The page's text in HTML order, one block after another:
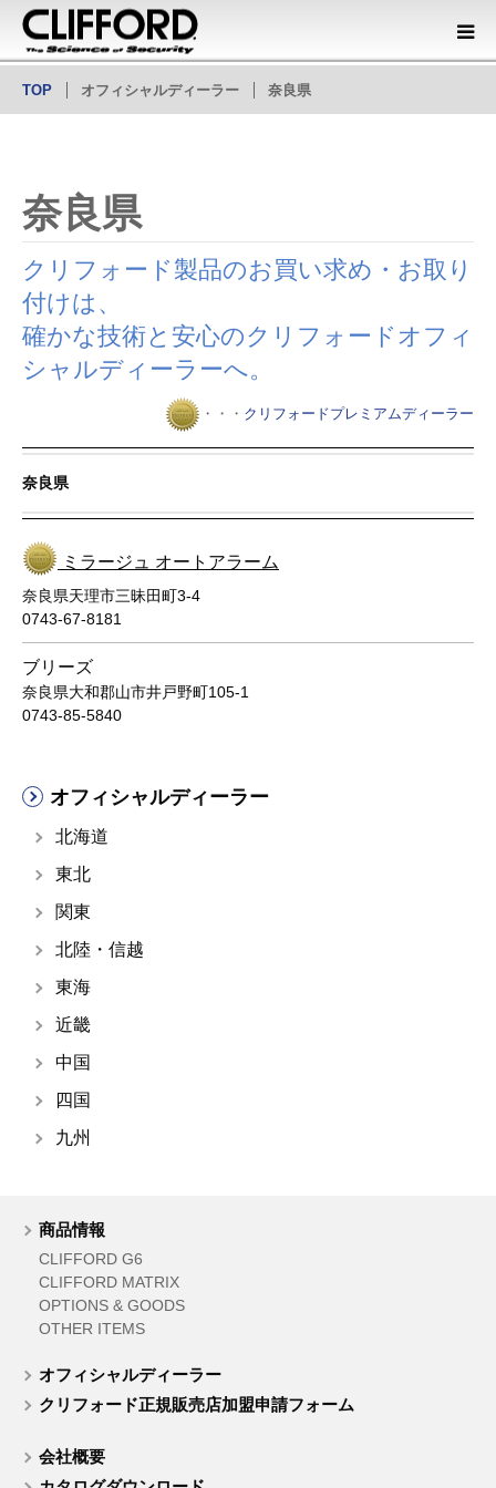
TOP オフィシャルディーラー 奈良県
奈良県
クリフォード製品のお買い求め・お取り
付けは、
確かな技術と安心のクリフォードオフィ
シャルディーラーへ。
・・・ クリフォードプレミアムディーラー
奈良県
ミラージュ オートアラーム
奈良県天理市三昧田町3-4
0743-67-8181
ブリーズ
奈良県大和郡山市井戸野町105-1
0743-85-5840
オフィシャルディーラー
北海道
東北
関東
北陸・信越
東海
近畿
中国
四国
九州
商品情報
CLIFFORD G6
CLIFFORD MATRIX
OPTIONS & GOODS
OTHER ITEMS
オフィシャルディーラー
クリフォード正規販売店加盟申請フォーム
会社概要
商品情報
会社概要
カタログダウンロード